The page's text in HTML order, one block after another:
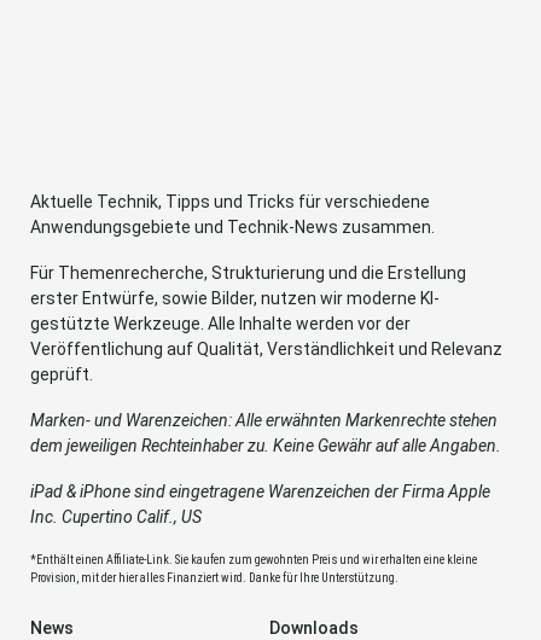
Aktuelle Technik, Tipps und Tricks für verschiedene
Anwendungsgebiete und Technik-News zusammen.
Für Themenrecherche, Strukturierung und die Erstellung
erster Entwürfe, sowie Bilder, nutzen wir moderne KI-
gestützte Werkzeuge. Alle Inhalte werden vor der
Veröffentlichung auf Qualität, Verständlichkeit und Relevanz
geprüft.
Marken- und Warenzeichen: Alle erwähnten Markenrechte stehen
dem jeweiligen Rechteinhaber zu. Keine Gewähr auf alle Angaben.
iPad & iPhone sind eingetragene Warenzeichen der Firma Apple
Inc. Cupertino Calif., US
*Enthält einen Affiliate-Link. Sie kaufen zum gewohnten Preis und wir erhalten eine kleine
Provision, mit der hier alles Finanziert wird. Danke für Ihre Unterstützung.
News
Downloads